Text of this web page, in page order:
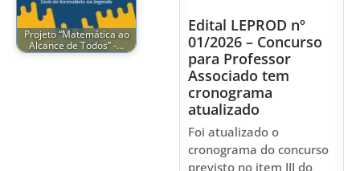
Projeto “Matemática ao
Alcance de Todos” -…
Edital LEPROD nº
01/2026 – Concurso
para Professor
Associado tem
cronograma
atualizado
Foi atualizado o
cronograma do concurso
previsto no item III do